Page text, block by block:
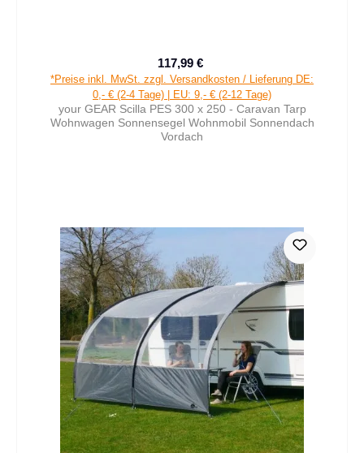
Verkaufspreis:
117,99 €
*Preise inkl. MwSt. zzgl. Versandkosten / Lieferung DE:
0,- € (2-4 Tage) | EU: 9,- € (2-12 Tage)
your GEAR Scilla PES 300 x 250 - Caravan Tarp
Wohnwagen Sonnensegel Wohnmobil Sonnendach
Vordach